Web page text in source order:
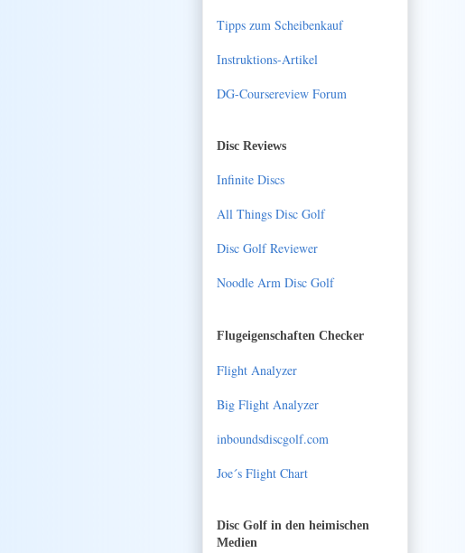
Tipps zum Scheibenkauf
Instruktions-Artikel
DG-Coursereview Forum
Disc Reviews
Infinite Discs
All Things Disc Golf
Disc Golf Reviewer
Noodle Arm Disc Golf
Flugeigenschaften Checker
Flight Analyzer
Big Flight Analyzer
inboundsdiscgolf.com
Joe´s Flight Chart
Disc Golf in den heimischen
Medien